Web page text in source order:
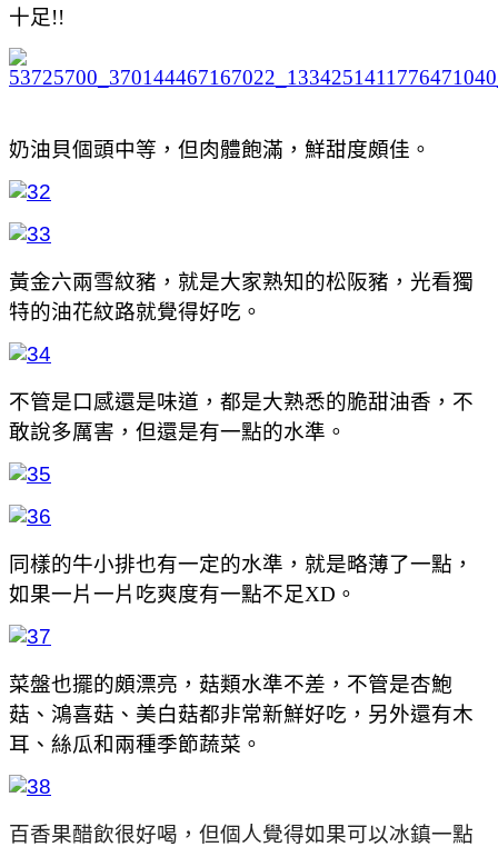
十足!!
奶油貝個頭中等，但肉體飽滿，鮮甜度頗佳。
黃金六兩雪紋豬，就是大家熟知的松阪豬，光看獨
特的油花紋路就覺得好吃。
不管是口感還是味道，都是大熟悉的脆甜油香，不
敢說多厲害，但還是有一點的水準。
同樣的牛小排也有一定的水準，就是略薄了一點，
如果一片一片吃爽度有一點不足XD。
菜盤也擺的頗漂亮，菇類水準不差，不管是杏鮑
菇、鴻喜菇、美白菇都非常新鮮好吃，另外還有木
耳、絲瓜和兩種季節蔬菜。
百香果醋飲很好喝，但個人覺得如果可以冰鎮一點